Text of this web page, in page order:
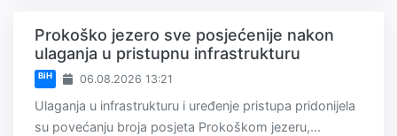
Prokoško jezero sve posjećenije nakon
ulaganja u pristupnu infrastrukturu
BiH 06.08.2026 13:21
Ulaganja u infrastrukturu i uređenje pristupa pridonijela
su povećanju broja posjeta Prokoškom jezeru,...